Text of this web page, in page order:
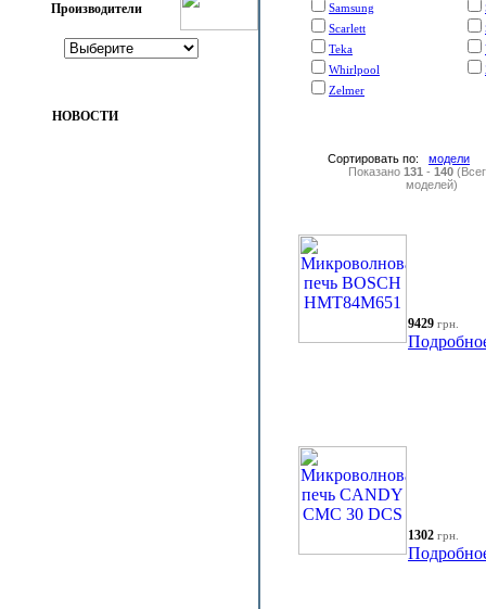
Производители
НОВОСТИ
Samsung
Scarlett
Teka
Whirlpool
Zelmer
Сортировать по: модели
Показано 131 - 140
моделей)
9429 грн.
1302 грн.